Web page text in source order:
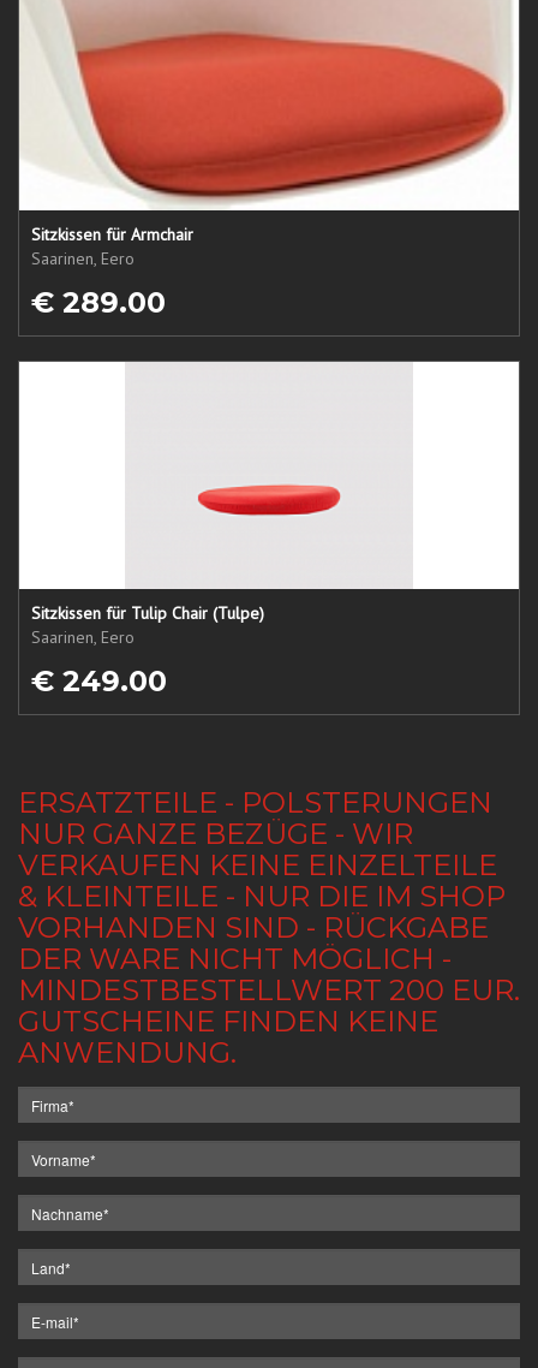
Sitzkissen für Armchair
Saarinen, Eero
€ 289.00
Sitzkissen für Tulip Chair (Tulpe)
Saarinen, Eero
€ 249.00
ERSATZTEILE - POLSTERUNGEN
NUR GANZE BEZÜGE - WIR
VERKAUFEN KEINE EINZELTEILE
& KLEINTEILE - NUR DIE IM SHOP
VORHANDEN SIND - RÜCKGABE
DER WARE NICHT MÖGLICH -
MINDESTBESTELLWERT 200 EUR.
GUTSCHEINE FINDEN KEINE
ANWENDUNG.